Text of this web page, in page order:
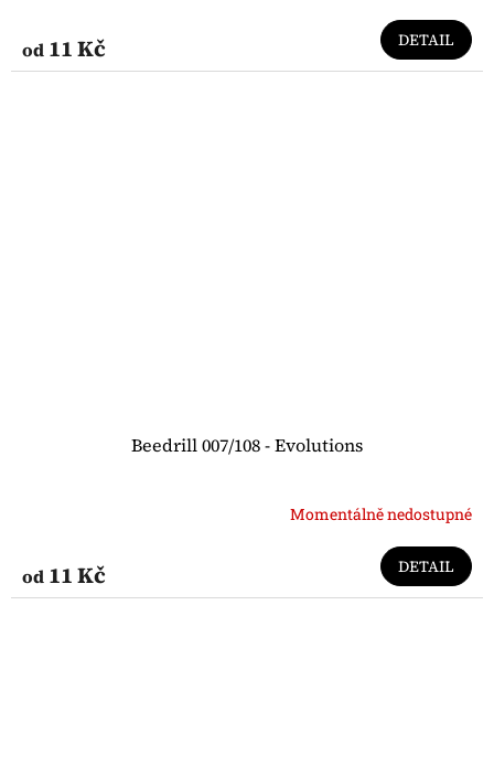
od 11 Kč DETAIL
Beedrill 007/108 - Evolutions
Momentálně nedostupné
od 11 Kč DETAIL